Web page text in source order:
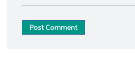
Post Comment